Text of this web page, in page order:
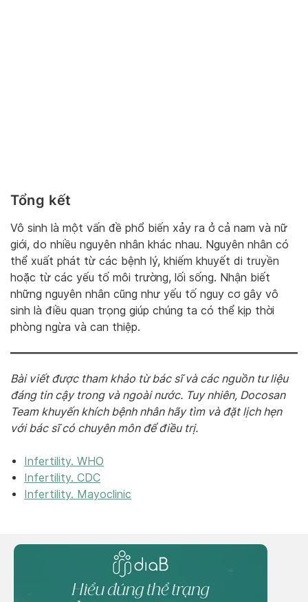
Tổng kết
Vô sinh là một vấn đề phổ biến xảy ra ở cả nam và nữ
giới, do nhiều nguyên nhân khác nhau. Nguyên nhân có
thể xuất phát từ các bệnh lý, khiếm khuyết di truyền
hoặc từ các yếu tố môi trường, lối sống. Nhận biết
những nguyên nhân cũng như yếu tố nguy cơ gây vô
sinh là điều quan trọng giúp chúng ta có thể kịp thời
phòng ngừa và can thiệp.
Bài viết được tham khảo từ bác sĩ và các nguồn tư liệu
đáng tin cậy trong và ngoài nước. Tuy nhiên, Docosan
Team khuyến khích bệnh nhân hãy tìm và đặt lịch hẹn
với bác sĩ có chuyên môn để điều trị.
Infertility. WHO
Infertility. CDC
Infertility. Mayoclinic